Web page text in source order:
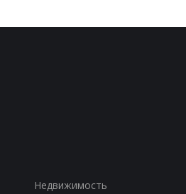
Недвижимость